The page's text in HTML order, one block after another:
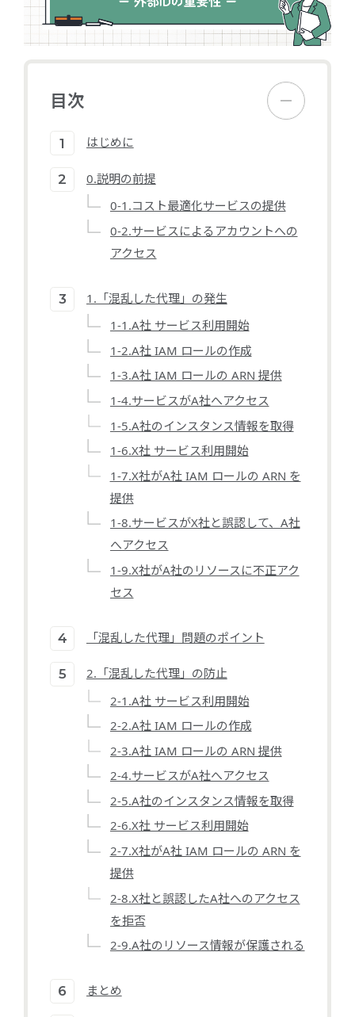
目次
はじめに
0.説明の前提
0-1.コスト最適化サービスの提供
0-2.サービスによるアカウントへの
アクセス
1.「混乱した代理」の発生
1-1.A社 サービス利用開始
1-2.A社 IAM ロールの作成
1-3.A社 IAM ロールの ARN 提供
1-4.サービスがA社へアクセス
1-5.A社のインスタンス情報を取得
1-6.X社 サービス利用開始
1-7.X社がA社 IAM ロールの ARN を
提供
1-8.サービスがX社と誤認して、A社
へアクセス
1-9.X社がA社のリソースに不正アク
セス
「混乱した代理」問題のポイント
2.「混乱した代理」の防止
2-1.A社 サービス利用開始
2-2.A社 IAM ロールの作成
2-3.A社 IAM ロールの ARN 提供
2-4.サービスがA社へアクセス
2-5.A社のインスタンス情報を取得
2-6.X社 サービス利用開始
2-7.X社がA社 IAM ロールの ARN を
提供
2-8.X社と誤認したA社へのアクセス
を拒否
2-9.A社のリソース情報が保護される
まとめ